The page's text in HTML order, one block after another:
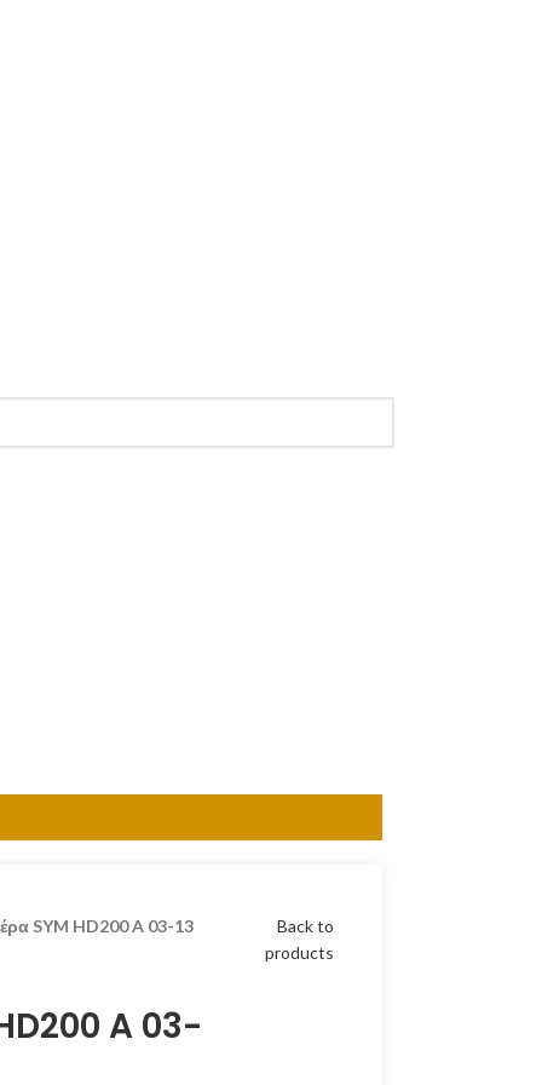
SYM HD200 A 03-13
Back to
products
A 03-